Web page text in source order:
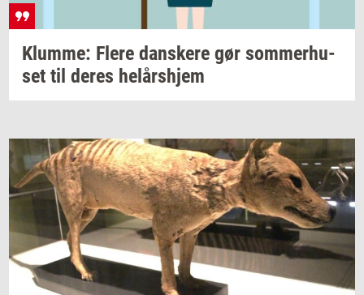
Klum­me: Flere dan­ske­re gør som­mer­hu­
set til deres helårs­hjem